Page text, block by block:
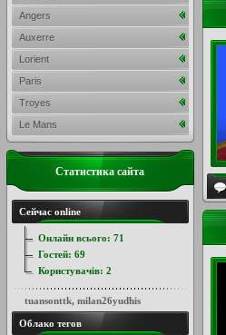
Angers
Auxerre
Lorient
Paris
Troyes
Le Mans
Статистика сайта
Сейчас online
Онлайн всього: 71
Гостей: 69
Користувачів: 2
tuansonttk, milan26yudhis
Облако тегов